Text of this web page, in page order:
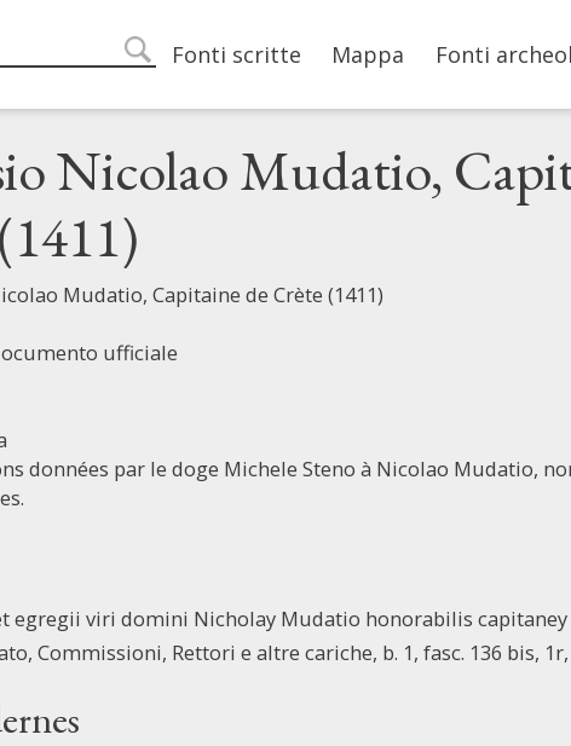
search
Main navigation
Fonti scritte Mappa Fonti
Nicolao Mudatio,
Mudatio, Capitaine de Crète (1411)
ufficiale
données par le doge Michele Steno à Nicolao Mudatio,
egregii viri domini Nicholay Mudatio honorabilis capitaney
Commissioni, Rettori e altre cariche, b. 1, fasc. 136 bis,